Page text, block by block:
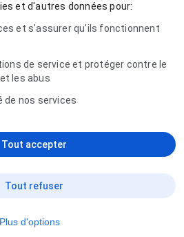
Angers Maine et
49320 Brissac Loire Aubance
et d'autres données pour:
et s'assurer qu'ils fonctionnent
de service et protéger contre le
les abus
de nos services
Tout refuser
Tout accepter
Plus d'options